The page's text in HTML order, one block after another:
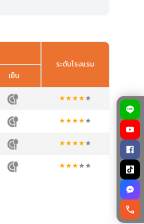
ระดับโรงแรม
เย็น
★★★★★
★★★★★
★★★★★
★★★★★
call